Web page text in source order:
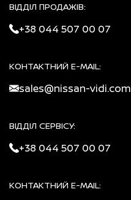
ВІДДІЛ ПРОДАЖІВ:
+38 044 507 00 07
КОНТАКТНИЙ E-MAIL:
sales@nissan-vidi.com
ВІДДІЛ СЕРВІСУ:
+38 044 507 00 07
КОНТАКТНИЙ E-MAIL: